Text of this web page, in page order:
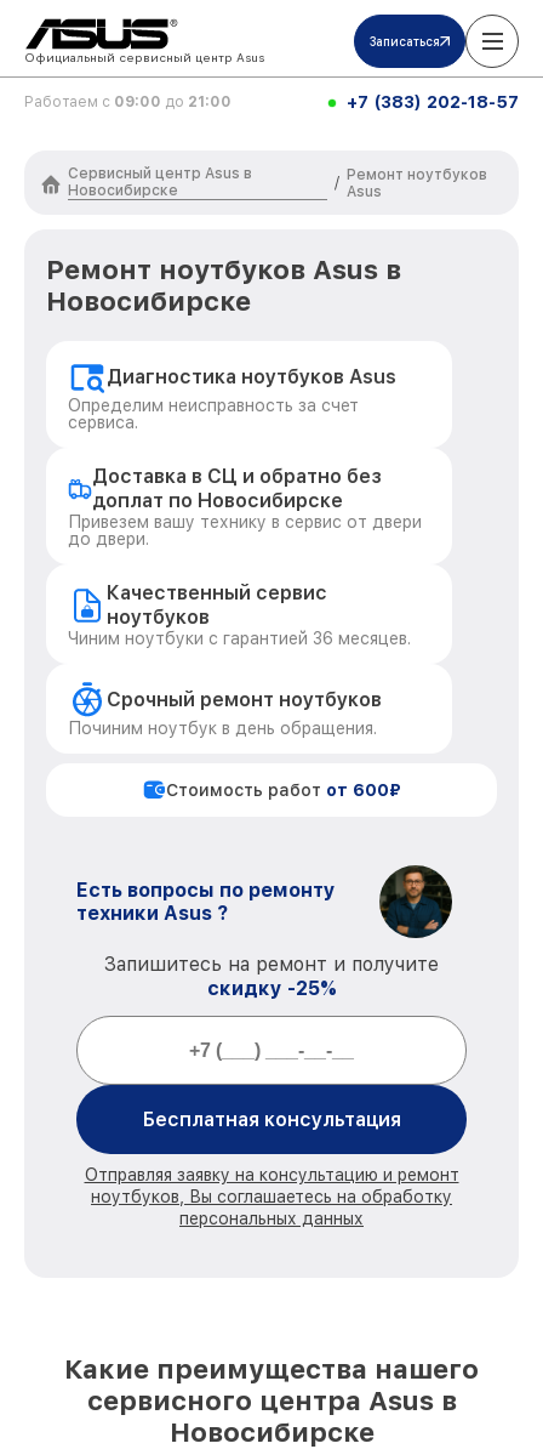
Официальный сервисный центр Asus
Записаться
Работаем с 09:00 до 21:00 +7 (383) 202-18-57
Сервисный центр Asus в
Новосибирске
/ Ремонт ноутбуков
Asus
Ремонт ноутбуков Asus в
Новосибирске
Диагностика ноутбуков Asus
Определим неисправность за счет
сервиса.
Доставка в СЦ и обратно без
доплат по Новосибирске
Привезем вашу технику в сервис от двери
до двери.
Качественный сервис
ноутбуков
Чиним ноутбуки с гарантией 36 месяцев.
Срочный ремонт ноутбуков
Починим ноутбук в день обращения.
Стоимость работ от 600₽
Есть вопросы по ремонту
техники Asus ?
Запишитесь на ремонт и получите
скидку -25%
Бесплатная консультация
Отправляя заявку на консультацию и ремонт
ноутбуков, Вы соглашаетесь на обработку
персональных данных
Какие преимущества нашего
сервисного центра Asus в
Новосибирске